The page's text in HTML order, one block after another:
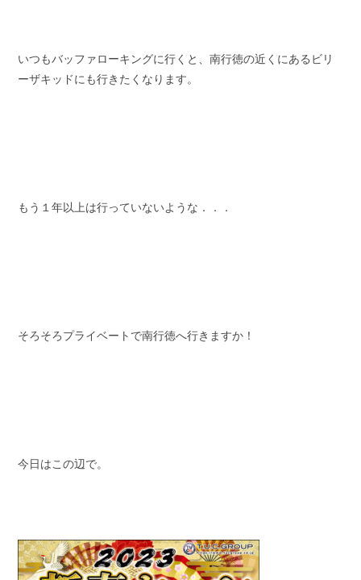
いつもバッファローキングに行くと、南行徳の近くにあるビリ
ーザキッドにも行きたくなります。
もう１年以上は行っていないような．．．
そろそろプライベートで南行徳へ行きますか！
今日はこの辺で。